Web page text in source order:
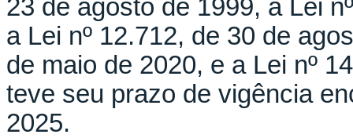
23 de agosto de 1999, a Lei
a Lei nº 12.712, de 30 de
de maio de 2020, e a Lei nº
teve seu prazo de vigência
2025.